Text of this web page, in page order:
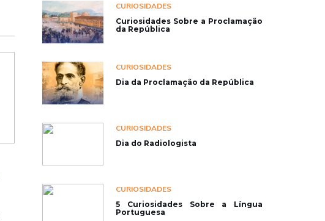
CURIOSIDADES
Curiosidades Sobre a Proclamação
da República
CURIOSIDADES
Dia da Proclamação da República
CURIOSIDADES
Dia do Radiologista
CURIOSIDADES
5 Curiosidades Sobre a Língua
Portuguesa